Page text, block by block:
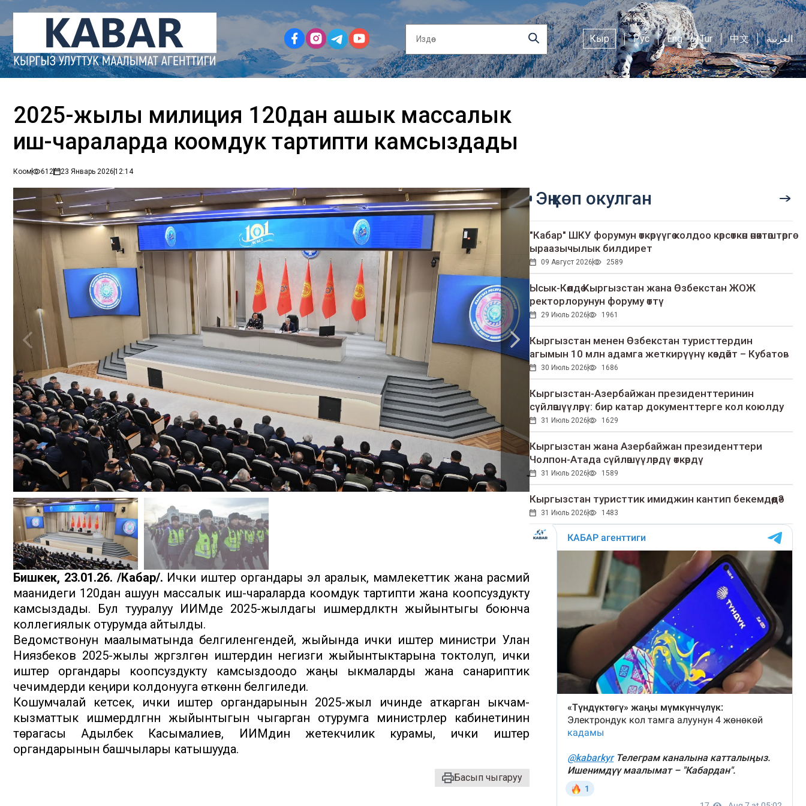
Кыр Рус Eng Tur 中文 العربية
2025-жылы милиция 120дан ашык массалык
иш-чараларда коомдук тартипти камсыздады
Коом 612 23 Январь 202612:14
Бишкек, 23.01.26. /Кабар/. Ички иштер органдары эл аралык, мамлекеттик жана расмий
маанидеги 120дан ашуун массалык иш-чараларда коомдук тартипти жана коопсуздукту
камсыздады. Бул тууралуу ИИМде 2025-жылдагы ишмердүүлүктүн жыйынтыгы боюнча
коллегиялык отурумда айтылды.
Ведомствонун маалыматында белгиленгендей, жыйында ички иштер министри Улан
Ниязбеков 2025-жылы жүргүзүлгөн иштердин негизги жыйынтыктарына токтолуп, ички
иштер органдары коопсуздукту камсыздоодо жаңы ыкмаларды жана санариптик
чечимдерди кеңири колдонууга өткөнүн белгиледи.
Кошумчалай кетсек, ички иштер органдарынын 2025-жыл ичинде аткарган ыкчам-
кызматтык ишмердүүлүгүнүн жыйынтыгын чыгарган отурумга министрлер кабинетинин
төрагасы Адылбек Касымалиев, ИИМдин жетекчилик курамы, ички иштер
органдарынын башчылары катышууда.
Басып чыгаруу
Эң көп окулган
"Кабар" ШКУ форумун өткөрүүгө колдоо көрсөткөн өнөктөштөргө
ыраазычылык билдирет
09 Август 2026 2589
Ысык-Көлдө Кыргызстан жана Өзбекстан ЖОЖ
ректорлорунун форуму өттү
29 Июль 2026 1961
Кыргызстан менен Өзбекстан туристтердин
агымын 10 млн адамга жеткирүүнү көздөйт – Кубатов
30 Июль 2026 1686
Кыргызстан-Азербайжан президенттеринин
сүйлөшүүлөрү: бир катар документтерге кол коюлду
31 Июль 2026 1629
Кыргызстан жана Азербайжан президенттери
Чолпон-Атада сүйлөшүүлөрдү өткөрдү
31 Июль 2026 1589
Кыргызстан туристтик имиджин кантип бекемдөөдө?
31 Июль 2026 1483